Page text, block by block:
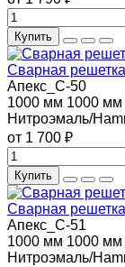
Купить
Сварная
Апекс_С-50
1000 мм 1000 мм
Нитроэмаль/
от 1 700 ₽
Купить
Сварная
Апекс_С-51
1000 мм 1000 мм
Нитроэмаль/